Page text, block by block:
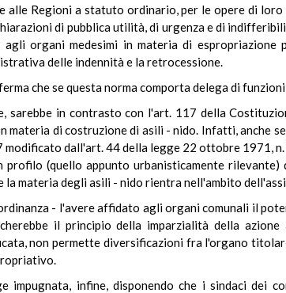
alle Regioni a statuto ordinario, per le opere di
di pubblica utilità, di urgenza e di
organi medesimi in materia di espropriazione
delle indennità e la retrocessione.
che se questa norma comporta delega di
sarebbe in contrasto con l'art. 117 della
materia di costruzione di asili - nido. Infatti, anche
modificato dall'art. 44 della legge 22 ottobre 1971,
profilo (quello appunto urbanisticamente
la materia degli asili - nido rientra nell'ambito
- l'avere affidato agli organi comunali il
il principio della imparzialità della
non permette diversificazioni fra l'organo
impugnata, infine, disponendo che i sindaci dei